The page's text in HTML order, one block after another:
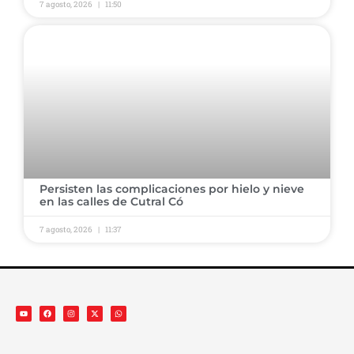
7 agosto, 2026 11:50
Persisten las complicaciones por hielo y nieve
en las calles de Cutral Có
7 agosto, 2026 11:37